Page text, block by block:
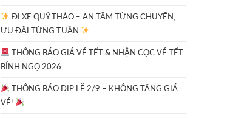
ĐI XE QUÝ THẢO – AN TÂM TỪNG CHUYẾN,
ƯU ĐÃI TỪNG TUẦN
THÔNG BÁO GIÁ VÉ TẾT & NHẬN CỌC VÉ TẾT
BÍNH NGỌ 2026
THÔNG BÁO DỊP LỄ 2/9 – KHÔNG TĂNG GIÁ
VÉ!